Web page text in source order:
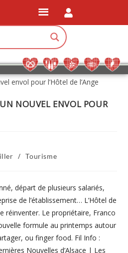
NOUVEL ENVOL POUR
/ Tourisme
départ de plusieurs salariés,
de l’établissement… L’Hôtel de
réinventer. Le propriétaire, Franco
formule au printemps autour
ou finger food. Fil Info :
Nouvelles d’Alsace | Les